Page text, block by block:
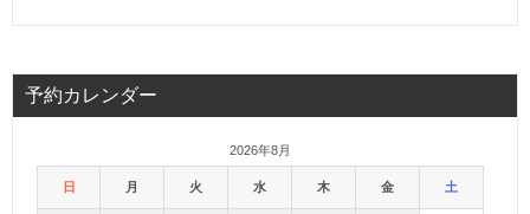
予約カレンダー
2026年8月
日 月 火 水 木 金 土